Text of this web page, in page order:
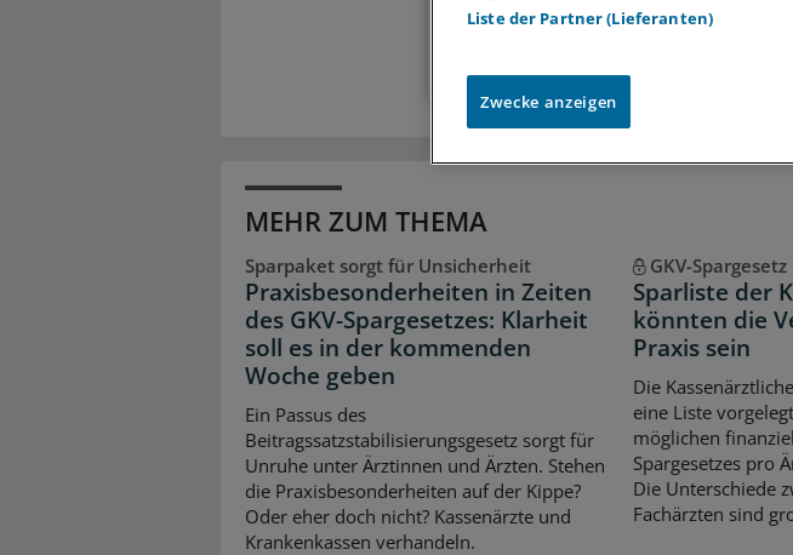
MEHR ZUM THEMA
Sparpaket sorgt für Unsicherheit
Praxisbesonderheiten in Zeiten
des GKV-Spargesetzes: Klarheit
soll es in der kommenden
Woche geben
Ein Passus des
Beitragssatzstabilisierungsgesetz sorgt für
Unruhe unter Ärztinnen und Ärzten. Stehen
die Praxisbesonderheiten auf der Kippe?
Oder eher doch nicht? Kassenärzte und
Krankenkassen verhandeln.
GKV-Spargesetz
Sparliste der
könnten die
Praxis sein
Die
eine Liste
möglichen
Spargesetzes pro
Die Unterschiede
Fachärzten sind
Liste der Partner (Lieferanten)
Zwecke anzeigen